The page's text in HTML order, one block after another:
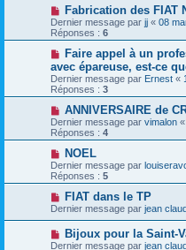
Fabrication des FIAT
Dernier message par jj « 08
Réponses : 6
Faire appel à un
avec épareuse, est-ce
Dernier message par Ernest «
Réponses : 3
ANNIVERSAIRE de
Dernier message par vimalon «
Réponses : 4
NOEL
Dernier message par
Réponses : 5
FIAT dans le TP
Dernier message par jean
Bijoux pour la Saint-
Dernier message par jean